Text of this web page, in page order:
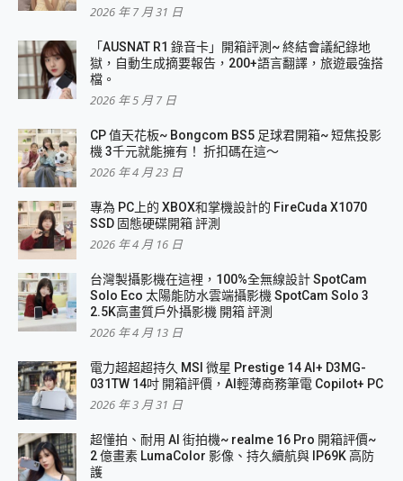
2026 年 7 月 31 日
「AUSNAT R1 錄音卡」開箱評測~ 終結會議紀錄地
獄，自動生成摘要報告，200+語言翻譯，旅遊最強搭
檔。
2026 年 5 月 7 日
CP 值天花板~ Bongcom BS5 足球君開箱~ 短焦投影
機 3千元就能擁有！ 折扣碼在這～
2026 年 4 月 23 日
專為 PC上的 XBOX和掌機設計的 FireCuda X1070
SSD 固態硬碟開箱 評測
2026 年 4 月 16 日
台灣製攝影機在這裡，100%全無線設計 SpotCam
Solo Eco 太陽能防水雲端攝影機 SpotCam Solo 3
2.5K高畫質戶外攝影機 開箱 評測
2026 年 4 月 13 日
電力超超超持久 MSI 微星 Prestige 14 AI+ D3MG-
031TW 14吋 開箱評價，AI輕薄商務筆電 Copilot+ PC
2026 年 3 月 31 日
超懂拍、耐用 AI 街拍機~ realme 16 Pro 開箱評價~
2 億畫素 LumaColor 影像、持久續航與 IP69K 高防
護